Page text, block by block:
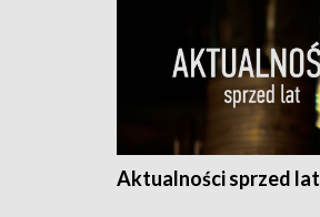
Aktualności sprzed lat